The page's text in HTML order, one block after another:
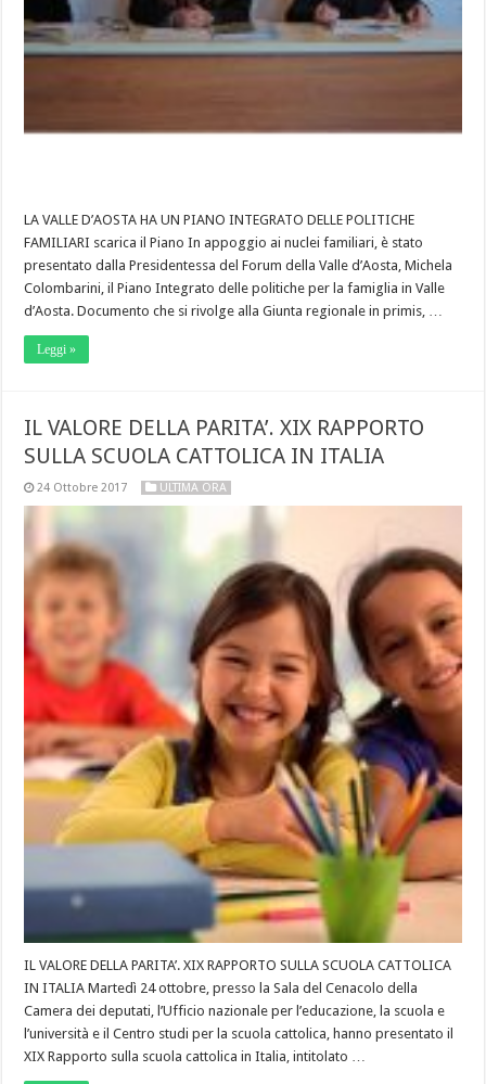
LA VALLE D’AOSTA HA UN PIANO INTEGRATO DELLE POLITICHE
FAMILIARI scarica il Piano In appoggio ai nuclei familiari, è stato
presentato dalla Presidentessa del Forum della Valle d’Aosta, Michela
Colombarini, il Piano Integrato delle politiche per la famiglia in Valle
d’Aosta. Documento che si rivolge alla Giunta regionale in primis, …
Leggi »
IL VALORE DELLA PARITA’. XIX RAPPORTO
SULLA SCUOLA CATTOLICA IN ITALIA
24 Ottobre 2017 ULTIMA ORA
IL VALORE DELLA PARITA’. XIX RAPPORTO SULLA SCUOLA CATTOLICA
IN ITALIA Martedì 24 ottobre, presso la Sala del Cenacolo della
Camera dei deputati, l’Ufficio nazionale per l’educazione, la scuola e
l’università e il Centro studi per la scuola cattolica, hanno presentato il
XIX Rapporto sulla scuola cattolica in Italia, intitolato …